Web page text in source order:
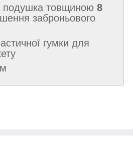
подушка товщиною 8
заброньового
гумки для